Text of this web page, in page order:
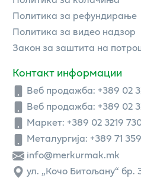
Политика за рефундирање
Политика за видео надзор
Закон за заштита на
Контакт информации
Веб продажба: +389 02
Веб продажба: +389 02
Маркет: +389 02 3219
Металургија: +389 71
info@merkurmak.mk
ул. „Кочо Битољану“ бр.